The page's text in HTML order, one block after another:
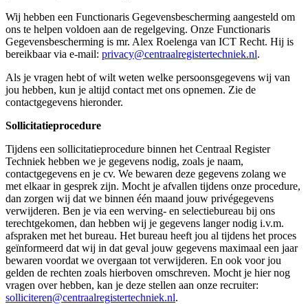
Wij hebben een Functionaris Gegevensbescherming aangesteld om
ons te helpen voldoen aan de regelgeving. Onze Functionaris
Gegevensbescherming is mr. Alex Roelenga van ICT Recht. Hij is
bereikbaar via e-mail: privacy@centraalregistertechniek.nl.
Als je vragen hebt of wilt weten welke persoonsgegevens wij van
jou hebben, kun je altijd contact met ons opnemen. Zie de
contactgegevens hieronder.
Sollicitatieprocedure
Tijdens een sollicitatieprocedure binnen het Centraal Register
Techniek hebben we je gegevens nodig, zoals je naam,
contactgegevens en je cv. We bewaren deze gegevens zolang we
met elkaar in gesprek zijn. Mocht je afvallen tijdens onze procedure,
dan zorgen wij dat we binnen één maand jouw privégegevens
verwijderen. Ben je via een werving- en selectiebureau bij ons
terechtgekomen, dan hebben wij je gegevens langer nodig i.v.m.
afspraken met het bureau. Het bureau heeft jou al tijdens het proces
geïnformeerd dat wij in dat geval jouw gegevens maximaal een jaar
bewaren voordat we overgaan tot verwijderen. En ook voor jou
gelden de rechten zoals hierboven omschreven. Mocht je hier nog
vragen over hebben, kan je deze stellen aan onze recruiter:
solliciteren@centraalregistertechniek.nl.